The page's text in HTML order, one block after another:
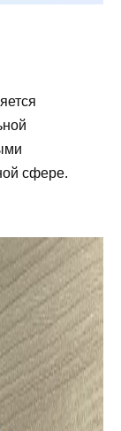
сфере.